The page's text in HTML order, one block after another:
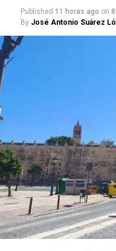
Published 11 horas ago on
By José Antonio Suárez